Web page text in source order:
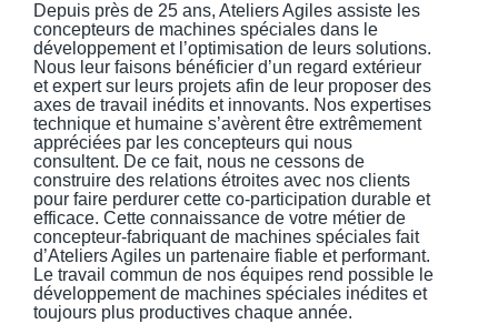
Depuis près de 25 ans, Ateliers Agiles assiste les
concepteurs de machines spéciales dans le
développement et l’optimisation de leurs solutions.
Nous leur faisons bénéficier d’un regard extérieur
et expert sur leurs projets afin de leur proposer des
axes de travail inédits et innovants. Nos expertises
technique et humaine s’avèrent être extrêmement
appréciées par les concepteurs qui nous
consultent. De ce fait, nous ne cessons de
construire des relations étroites avec nos clients
pour faire perdurer cette co-participation durable et
efficace. Cette connaissance de votre métier de
concepteur-fabriquant de machines spéciales fait
d’Ateliers Agiles un partenaire fiable et performant.
Le travail commun de nos équipes rend possible le
développement de machines spéciales inédites et
toujours plus productives chaque année.